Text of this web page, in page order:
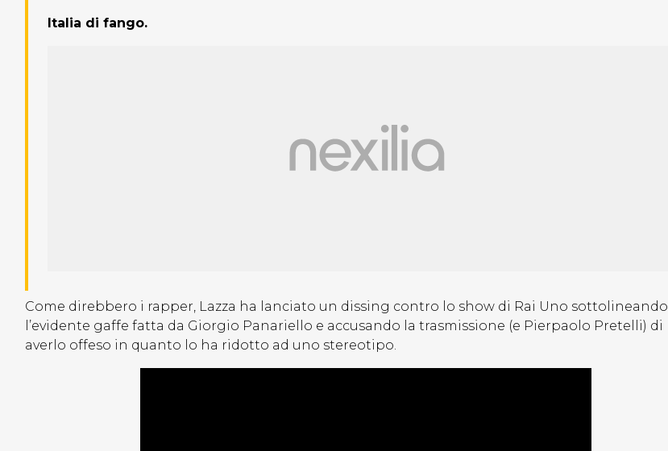
Italia di fango.
Come direbbero i rapper, Lazza ha lanciato un dissing contro lo show di Rai Uno sottolineando
l’evidente gaffe fatta da Giorgio Panariello e accusando la trasmissione (e Pierpaolo Pretelli) di
averlo offeso in quanto lo ha ridotto ad uno stereotipo.